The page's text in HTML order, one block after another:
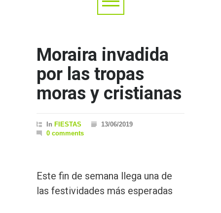
Moraira invadida
por las tropas
moras y cristianas
In FIESTAS
13/06/2019
0 comments
Este fin de semana llega una de
las festividades más esperadas